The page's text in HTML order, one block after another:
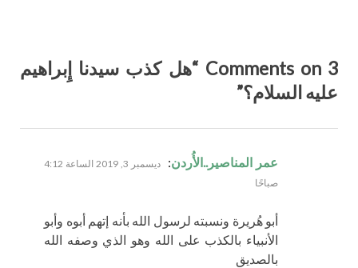
3 Comments on “هل كذب سيدنا إِبراهيم
عليه السلام؟”
يقول
عمر المناصير..الأُردن:
ديسمبر 3, 2019 الساعة 4:12
صباحًا
أبو هُريرة ونسبته لرسول الله بأنه إتهم أبوه وأبو
الأنبياء بالكذب على الله وهو الذي وصفه الله
بالصديق